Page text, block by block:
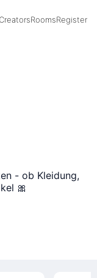
CreatorsRoomsRegister
- ob Kleidung,
🎀